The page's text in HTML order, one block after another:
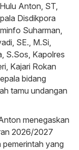
Anton, ST,
Disdikpora
Suharman,
SE., M.Si,
S.Sos, Kapolres
Kajari Rokan
bidang
tamu undangan
menegaskan
2026/2027
pemerintah yang